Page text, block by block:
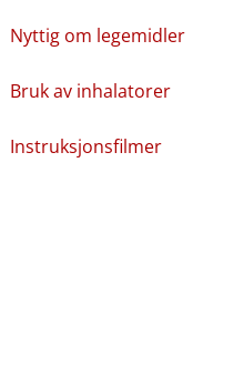
Nyttig om legemidler
Bruk av inhalatorer
Instruksjonsfilmer